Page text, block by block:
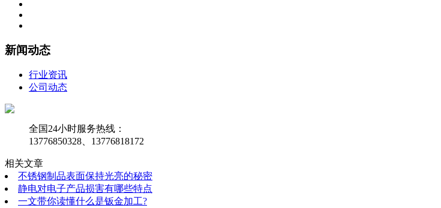
新闻动态
行业资讯
公司动态
全国24小时服务热线：
13776850328、13776818172
相关文章
不锈钢制品表面保持光亮的秘密
静电对电子产品损害有哪些特点
一文带你读懂什么是钣金加工?